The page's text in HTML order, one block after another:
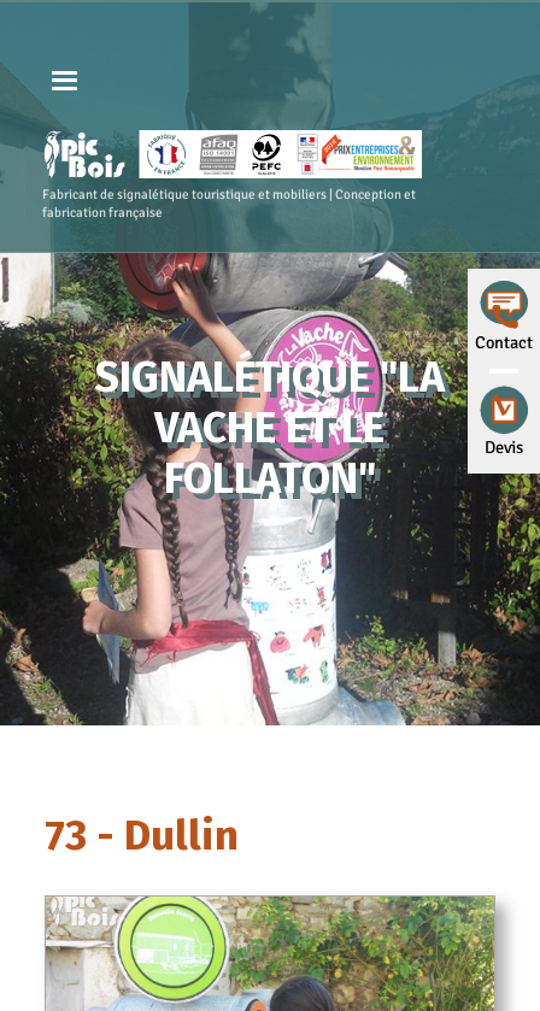
Contact
Devis
Fabricant de signalétique touristique et mobiliers | Conception et
fabrication française
SIGNALÉTIQUE "LA
VACHE ET LE
FOLLATON"
73 - Dullin